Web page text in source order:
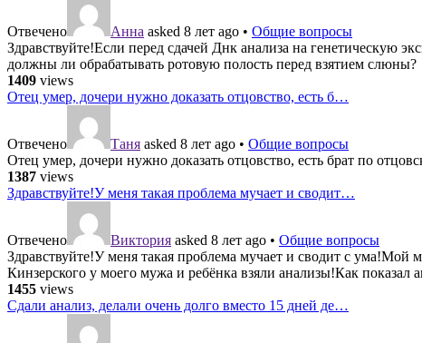
Отвечено Анна asked 8 лет ago • Общие вопросы
Здравствуйте!Если перед сдачей Днк анализа на генетическую
должны ли обрабатывать ротовую полость перед взятием слюны?
1409 views
Отец умер, дочери нужно доказать отцовство, есть б…
Отвечено Таня asked 8 лет ago • Общие вопросы
Отец умер, дочери нужно доказать отцовство, есть брат по
1387 views
Здравствуйте!У меня такая проблема мучает и сводит…
Отвечено Виктория asked 8 лет ago • Общие вопросы
Здравствуйте!У меня такая проблема мучает и сводит с ума!Мой
Кинзерского у моего мужа и ребёнка взяли анализы!Как показал
1455 views
Сдали анализ, делали очень долго вместо 15 дней де…